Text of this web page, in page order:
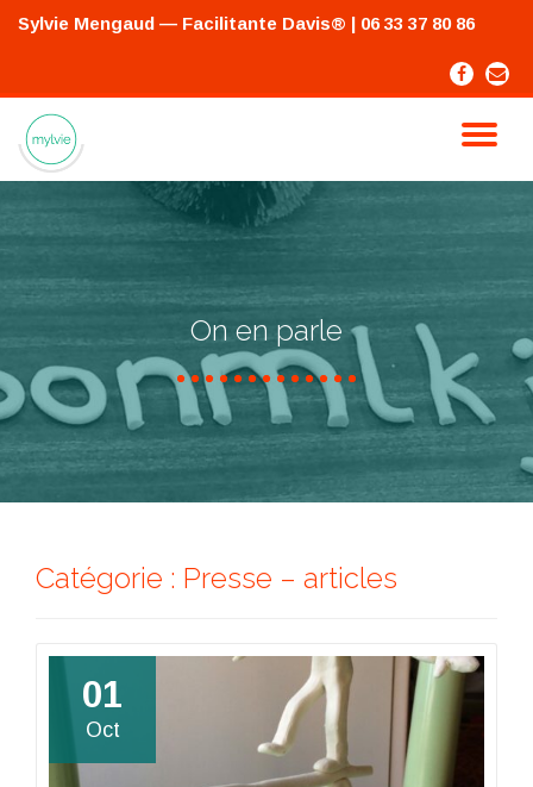
Sylvie Mengaud — Facilitante Davis® | 06 33 37 80 86
On en parle
Catégorie : Presse – articles
01
Oct